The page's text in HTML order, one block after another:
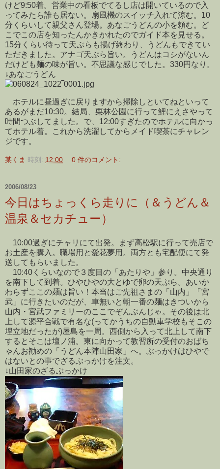
けど9:50着。営業中の看板でてるし店は開いているので入
ってみたら誰も居ない。扇風機のスイッチ入れて涼む。10
分くらいして親父さん登場。あなごうどんの小を頼む。ど
こでこの店を知ったんかきかれたのでガイド本を見せる。
15分くらい待って天ぷらも揚げ終わり、うどんもできてい
ただきました。アナゴ天ぷら旨い。うどんはコシがないん
だけども麺の味が旨い。不思議な感じでした。330円なり。
↓あなごうどん
ホテルに昼過ぎに戻りますから掃除しといてねといって
あるがまだ10:30。結局、栗林公園に行って鯉にえさやって
時間つぶしてました。で、12:00すぎたのでホテルに向かっ
てホテル着。これから洗濯してからメイド喫茶にチャレン
ジです。
某くま 時刻: 12:00 0 件のコメント:
2006/08/23
今日はちょっくら走りに（＆うどん＆
温泉＆セカチュー）
10:00過ぎにチャリにて出発。まず高松駅に行って売店で
お土産を購入。職場用と愛花夢用。両方とも宅配便にて発
送してもらいました。
10:40くらいなので３度目の「あたりや」参り。中央通り
を南下して到着。ひやひやの大とゆで卵の天ぷら。あいか
わらずここの麺は旨い！本当はご先祖さまの「山内」「宮
武」に行きたいのだが、車無いと朝一番の麺はきついから
山内・宮武ファミリーのここでぞんぶんじゃ。その後は北
上して源平合戦で有名な(ってかうちの自動車学校もそこの
埋立地だったが)屋島を一周。西側から入って北上して南下
するとそこは壇ノ浦。東に向かって教習所の受付のおばち
ゃんお勧めの「うどん本陣山田家」へ。ぶっかけはひやで
はないとの事でざるぶっかけを注文。
↓山田家のざるぶっかけ